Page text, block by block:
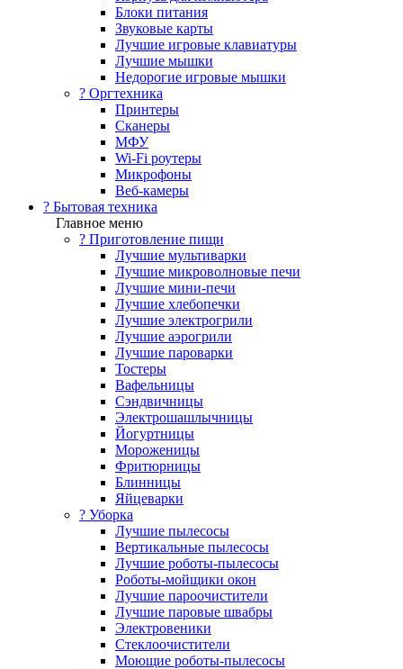
Блоки питания
Звуковые карты
Лучшие игровые клавиатуры
Лучшие мышки
Недорогие игровые мышки
?️ Оргтехника
Принтеры
Сканеры
МФУ
Wi-Fi роутеры
Микрофоны
Веб-камеры
? Бытовая техника
Главное меню
? Приготовление пищи
Лучшие мультиварки
Лучшие микроволновые печи
Лучшие мини-печи
Лучшие хлебопечки
Лучшие электрогрили
Лучшие аэрогрили
Лучшие пароварки
Тостеры
Вафельницы
Сэндвичницы
Электрошашлычницы
Йогуртницы
Мороженицы
Фритюрницы
Блинницы
Яйцеварки
? Уборка
Лучшие пылесосы
Вертикальные пылесосы
Лучшие роботы-пылесосы
Роботы-мойщики окон
Лучшие пароочистители
Лучшие паровые швабры
Электровеники
Стеклоочистители
Моющие роботы-пылесосы